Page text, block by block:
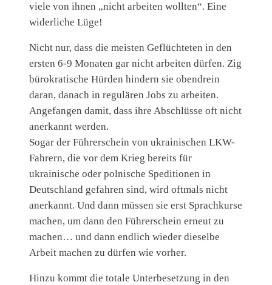
viele von ihnen „nicht arbeiten wollten“. Eine
widerliche Lüge!
Nicht nur, dass die meisten Geflüchteten in den
ersten 6-9 Monaten gar nicht arbeiten dürfen. Zig
bürokratische Hürden hindern sie obendrein
daran, danach in regulären Jobs zu arbeiten.
Angefangen damit, dass ihre Abschlüsse oft nicht
anerkannt werden.
Sogar der Führerschein von ukrainischen LKW-
Fahrern, die vor dem Krieg bereits für
ukrainische oder polnische Speditionen in
Deutschland gefahren sind, wird oftmals nicht
anerkannt. Und dann müssen sie erst Sprachkurse
machen, um dann den Führerschein erneut zu
machen… und dann endlich wieder dieselbe
Arbeit machen zu dürfen wie vorher.
Hinzu kommt die totale Unterbesetzung in den